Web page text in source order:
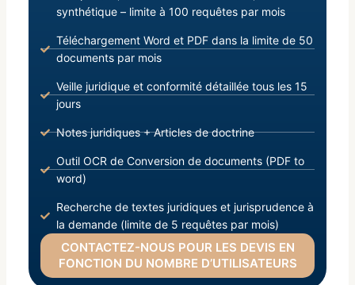
synthétique – limite à 100 requêtes par mois
Téléchargement Word et PDF dans la limite de 50
documents par mois
Veille juridique et conformité détaillée tous les 15
jours
Notes juridiques + Articles de doctrine
Outil OCR de Conversion de documents (PDF to
word)
Recherche de textes juridiques et jurisprudence à
la demande (limite de 5 requêtes par mois)
CONTACTEZ-NOUS POUR LES DEVIS EN
FONCTION DU NOMBRE D’UTILISATEURS